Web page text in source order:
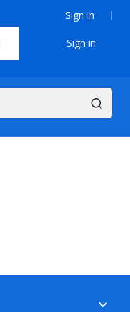
Sign in
Sign in
keyboard_arrow_down